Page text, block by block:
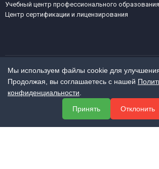
Учебный центр профессионального образования
Центр сертификации и лицензирования
МЕНЮ
Мы используем файлы cookie для
Продолжая, вы соглашаетесь с нашей
конфиденциальности
Принять
Отклонить